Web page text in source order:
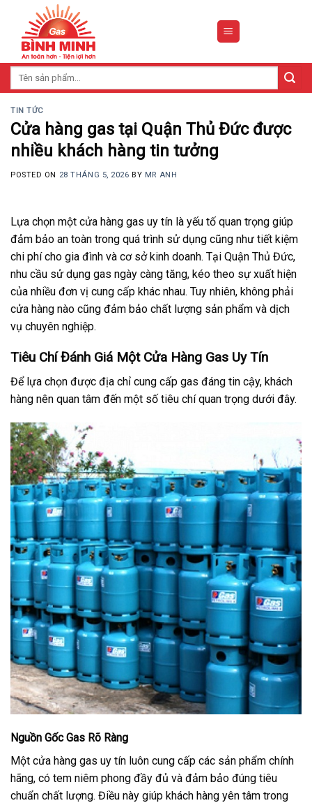
content
TIN TỨC
Cửa hàng gas tại Quận Thủ Đức được
nhiều khách hàng tin tưởng
POSTED ON 28 THÁNG 5, 2026 BY MR ANH
Lựa chọn một cửa hàng gas uy tín là yếu tố quan trọng giúp
đảm bảo an toàn trong quá trình sử dụng cũng như tiết kiệm
chi phí cho gia đình và cơ sở kinh doanh. Tại Quận Thủ Đức,
nhu cầu sử dụng gas ngày càng tăng, kéo theo sự xuất hiện
của nhiều đơn vị cung cấp khác nhau. Tuy nhiên, không phải
cửa hàng nào cũng đảm bảo chất lượng sản phẩm và dịch
vụ chuyên nghiệp.
Tiêu Chí Đánh Giá Một Cửa Hàng Gas Uy Tín
Để lựa chọn được địa chỉ cung cấp gas đáng tin cậy, khách
hàng nên quan tâm đến một số tiêu chí quan trọng dưới đây.
Nguồn Gốc Gas Rõ Ràng
Một cửa hàng gas uy tín luôn cung cấp các sản phẩm chính
hãng, có tem niêm phong đầy đủ và đảm bảo đúng tiêu
chuẩn chất lượng. Điều này giúp khách hàng yên tâm trong